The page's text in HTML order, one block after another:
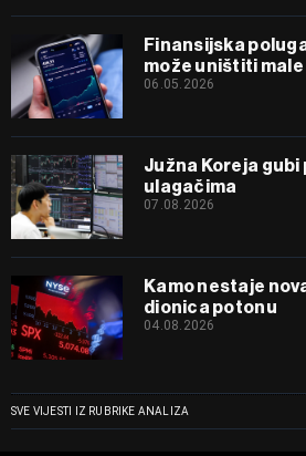
Finansijska
može uništiti
06.05.2026
Južna Koreja
ulagačima
07.08.2026
Kamo nestaje
dionica potonu
04.08.2026
SVE VIJESTI IZ RUBRIKE ANALIZA